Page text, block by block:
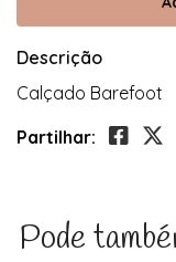
Descrição
Calçado Barefoot
Partilhar:
Pode